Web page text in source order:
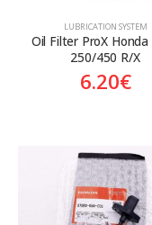
LUBRICATION SYSTEM
Oil Filter ProX Honda
250/450 R/X
6.20€